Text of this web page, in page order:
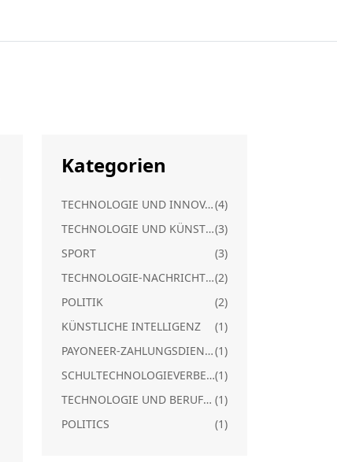
Kategorien
TECHNOLOGIE UND INNOVATION(4)
TECHNOLOGIE UND KÜNSTLICHE INTELLIGENZ(3)
SPORT
(3)
TECHNOLOGIE-NACHRICHTEN(2)
POLITIK
(2)
KÜNSTLICHE INTELLIGENZ
(1)
PAYONEER-ZAHLUNGSDIENSTE(1)
SCHULTECHNOLOGIEVERBESSERUNG(1)
TECHNOLOGIE UND BERUFSWELT (1)
POLITICS
(1)